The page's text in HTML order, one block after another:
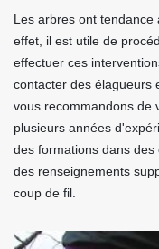
Les arbres ont
effet, il est utile de
effectuer ces
contacter des élagueurs
vous recommandons de
plusieurs années
des formations dans
des renseignements
coup de fil.